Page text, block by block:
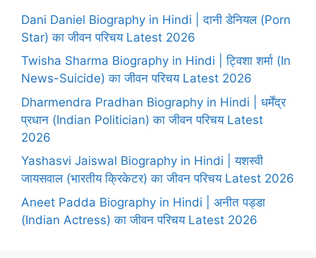
Dani Daniel Biography in Hindi | दानी डेनियल (Porn
Star) का जीवन परिचय Latest 2026
Twisha Sharma Biography in Hindi | ट्विशा शर्मा (In
News-Suicide) का जीवन परिचय Latest 2026
Dharmendra Pradhan Biography in Hindi | धर्मेंद्र
प्रधान (Indian Politician) का जीवन परिचय Latest
2026
Yashasvi Jaiswal Biography in Hindi | यशस्वी
जायसवाल (भारतीय क्रिकेटर) का जीवन परिचय Latest 2026
Aneet Padda Biography in Hindi | अनीत पड्डा
(Indian Actress) का जीवन परिचय Latest 2026